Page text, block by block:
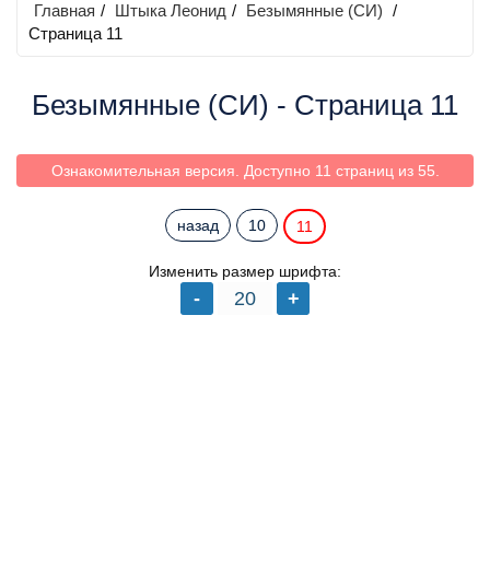
Главная / Штыка Леонид / Безымянные (СИ) /
Страница 11
Безымянные (СИ) - Страница 11
Ознакомительная версия. Доступно 11 страниц из 55.
назад 10 11
Изменить размер шрифта: